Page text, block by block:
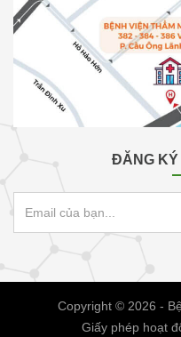
ĐĂNG KÝ
Copyright © 2026 -
Giấy phép hoạt